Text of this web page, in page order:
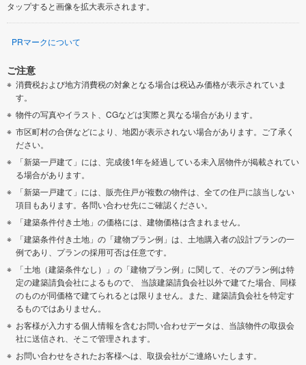
タップすると画像を拡大表示されます。
PRマークについて
ご注意
消費税および地方消費税の対象となる場合は税込み価格が表示されていま
す。
物件の写真やイラスト、CGなどは実際と異なる場合があります。
市区町村の合併などにより、地図が表示されない場合があります。ご了承く
ださい。
「新築一戸建て」には、完成後1年を経過している未入居物件が掲載されてい
る場合があります。
「新築一戸建て」には、販売住戸が複数の物件は、全ての住戸に該当しない
項目もあります。各問い合わせ先にご確認ください。
「建築条件付き土地」の価格には、建物価格は含まれません。
「建築条件付き土地」の「建物プラン例」は、土地購入者の設計プランの一
例であり、プランの採用可否は任意です。
「土地（建築条件なし）」の「建物プラン例」に関して、そのプラン例は特
定の建築請負会社によるもので、 当該建築請負会社以外で建てた場合、同様
のものが同価格で建てられるとは限りません。また、建築請負会社を特定す
るものではありません。
お客様が入力する個人情報を含むお問い合わせデータは、当該物件の取扱会
社に送信され、そこで管理されます。
お問い合わせをされたお客様へは、取扱会社がご連絡いたします。